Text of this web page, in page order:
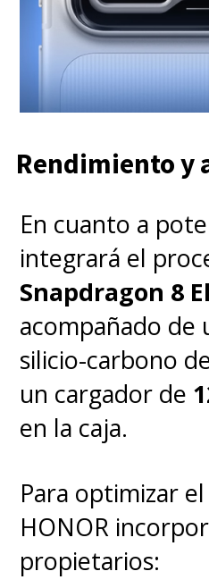
Rendimiento y
En cuanto a
integrará el
Snapdragon 8
acompañado de
silicio-carbono
un cargador de
en la caja.
Para optimizar
HONOR
propietarios: